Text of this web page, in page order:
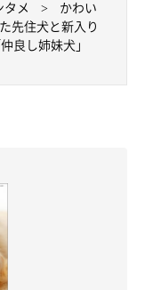
タメ
かわい
先住犬と新入り
良し姉妹犬」